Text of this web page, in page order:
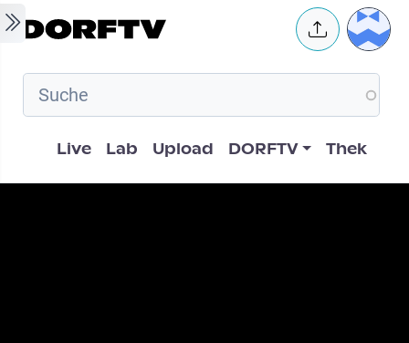
Skip to main content User
Hauptnavigation
Live Lab Upload DORFTV Thek